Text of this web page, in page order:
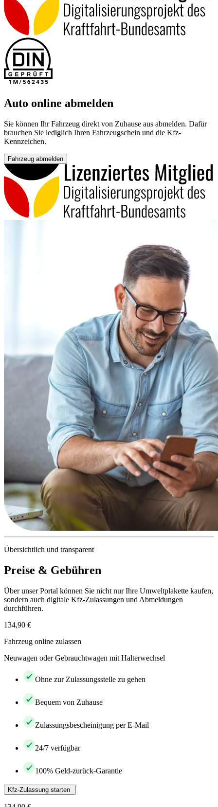
Auto online abmelden
Sie können Ihr Fahrzeug direkt von Zuhause aus abmelden. Dafür
brauchen Sie lediglich Ihren Fahrzeugschein und die Kfz-
Kennzeichen.
Fahrzeug abmelden
Übersichtlich und transparent
Preise & Gebühren
Über unser Portal können Sie nicht nur Ihre Umweltplakette kaufen,
sondern auch digitale Kfz-Zulassungen und Abmeldungen
durchführen.
134,90 €
Fahrzeug online zulassen
Neuwagen oder Gebrauchtwagen mit Halterwechsel
Ohne zur Zulassungsstelle zu gehen
Bequem von Zuhause
Zulassungsbescheinigung per E-Mail
24/7 verfügbar
100% Geld-zurück-Garantie
Kfz-Zulassung starten